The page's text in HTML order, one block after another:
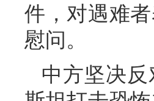
件，对遇难
慰问。
中方坚决